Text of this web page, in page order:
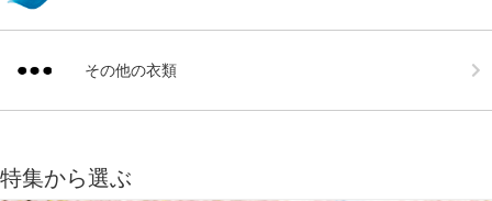
その他の衣類
特集から選ぶ